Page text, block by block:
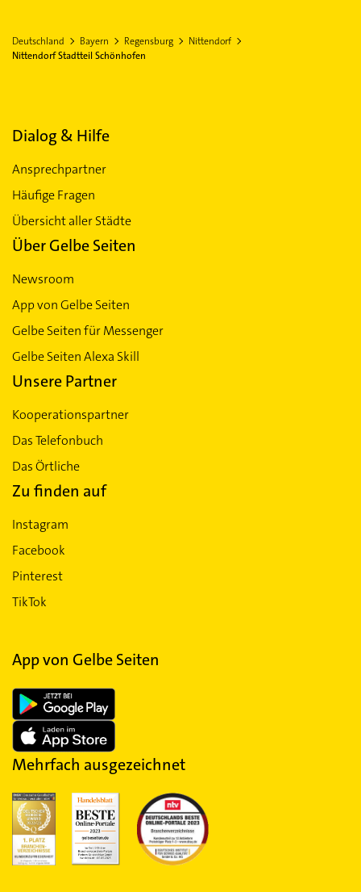
Deutschland Bayern Regensburg
Nittendorf
Nittendorf Stadtteil Schönhofen
Dialog & Hilfe
Ansprechpartner
Häufige Fragen
Übersicht aller Städte
Über Gelbe Seiten
Newsroom
App von Gelbe Seiten
Gelbe Seiten für Messenger
Gelbe Seiten Alexa Skill
Unsere Partner
Kooperationspartner
Das Telefonbuch
Das Örtliche
Zu finden auf
Instagram
Facebook
Pinterest
TikTok
App von Gelbe Seiten
Mehrfach ausgezeichnet